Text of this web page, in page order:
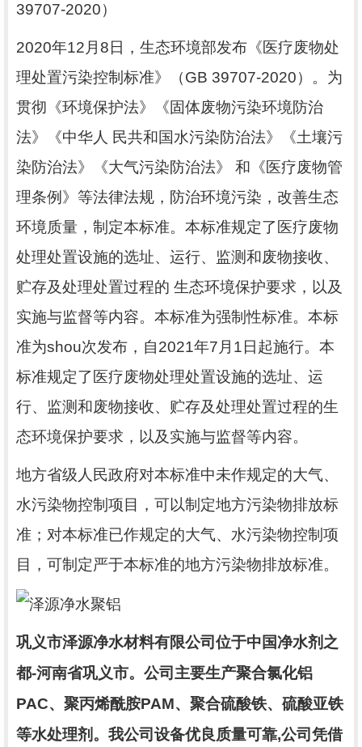
39707-2020）
2020年12月 8 日，生态环境部发布《医疗废物处
理处置污染控制标准》（GB 39707-2020）。为
贯彻《环境保护法》《固体废物污染环境防治
法》《中华人 民共和国水污染防治法》《土壤污
染防治法》《大气污染防治法》
和《医疗废物管
理条例》等法律法规，防治环境污染，改善生态
环境质量，制定本标准。本标准规定了医疗废物
处理处置设施的选址、运行、监测和废物接收、
贮存及处理处置过程的 生态环境保护要求，以及
实施与监督等内容。本标准为强制性标准。本标
准为shou次发布，自2021年7月 1 日起施行。本
标准规定了医疗废物处理处置设施的选址、运
行、监测和废物接收、贮存及处理处置过程的生
态环境保护要求，以及实施与监督等内容。
地方省级人民政府对本标准中未作规定的大气、
水污染物控制项目，可以制定地方污染物排放标
准；对本标准已作规定的大气、水污染物控制项
目，可制定严于本标准的地方污染物排放标准。
巩义市泽源净水材料有限公司位于中国净水剂之
都-河南省巩义市。公司主要生产聚合氯化铝
PAC、聚丙烯酰胺PAM、聚合硫酸铁、硫酸亚铁
等水处理剂。 我公司设备优良质量可靠,公司凭借